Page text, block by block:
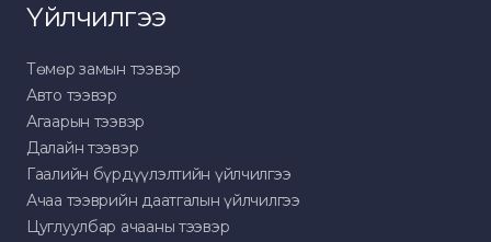
Үйлчилгээ
Төмөр замын тээвэр
Авто тээвэр
Агаарын тээвэр
Далайн тээвэр
Гаалийн бүрдүүлэлтийн үйлчилгээ
Ачаа тээврийн даатгалын үйлчилгээ
Цуглуулбар ачааны тээвэр